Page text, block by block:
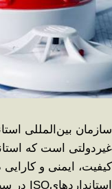
سازمان بین‌المللی
غیردولتی است که
کیفیت، ایمنی و
استانداردهایISO
در